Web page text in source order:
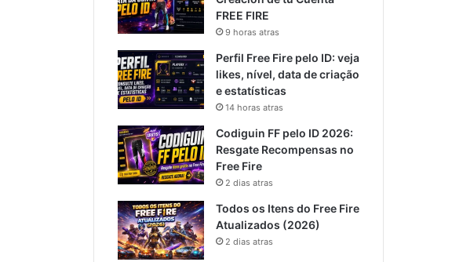
FREE FIRE
9 horas atras
Perfil Free Fire pelo ID: veja
likes, nível, data de criação
e estatísticas
14 horas atras
Codiguin FF pelo ID 2026:
Resgate Recompensas no
Free Fire
2 dias atras
Todos os Itens do Free Fire
Atualizados (2026)
2 dias atras